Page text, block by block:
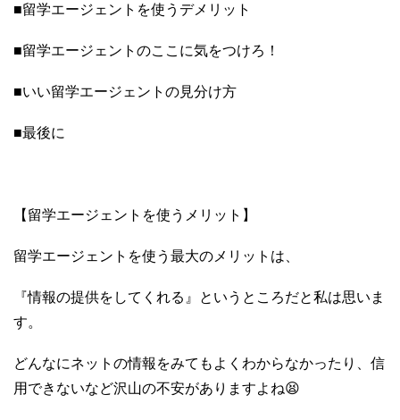
■留学エージェントを使うデメリット
■留学エージェントのここに気をつけろ！
■いい留学エージェントの見分け方
■最後に
【留学エージェントを使うメリット】
留学エージェントを使う最大のメリットは、
『情報の提供をしてくれる』というところだと私は思いま
す。
どんなにネットの情報をみてもよくわからなかったり、信
用できないなど沢山の不安がありますよね😫